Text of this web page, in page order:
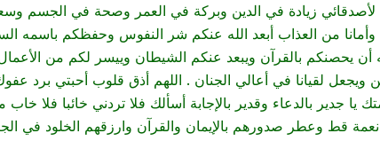
لأصدقائي زيادة في الدين وبركة في العمر وصحة في الجسم
من العذاب أبعد الله عنكم شر النفوس وحفظكم باسمه
أن يحصنكم بالقرآن ويبعد عنكم الشيطان وييسر لكم من
ويجعل لقيانا في أعالي الجنان . اللهم أذق قلوب أحبتي
يا جدير بالدعاء وقدير بالإجابة أسألك فلا تردني خائبا فلا
نعمة قط وعطر صدورهم بالإيمان والقرآن وارزقهم الخلود في